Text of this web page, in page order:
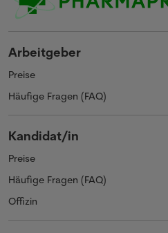
Arbeitgeber
Preise
Häufige Fragen (FAQ)
Kandidat/in
Preise
Häufige Fragen (FAQ)
Offizin